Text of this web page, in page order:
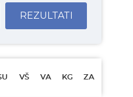
REZULTATI
VŠ VA KG ZA